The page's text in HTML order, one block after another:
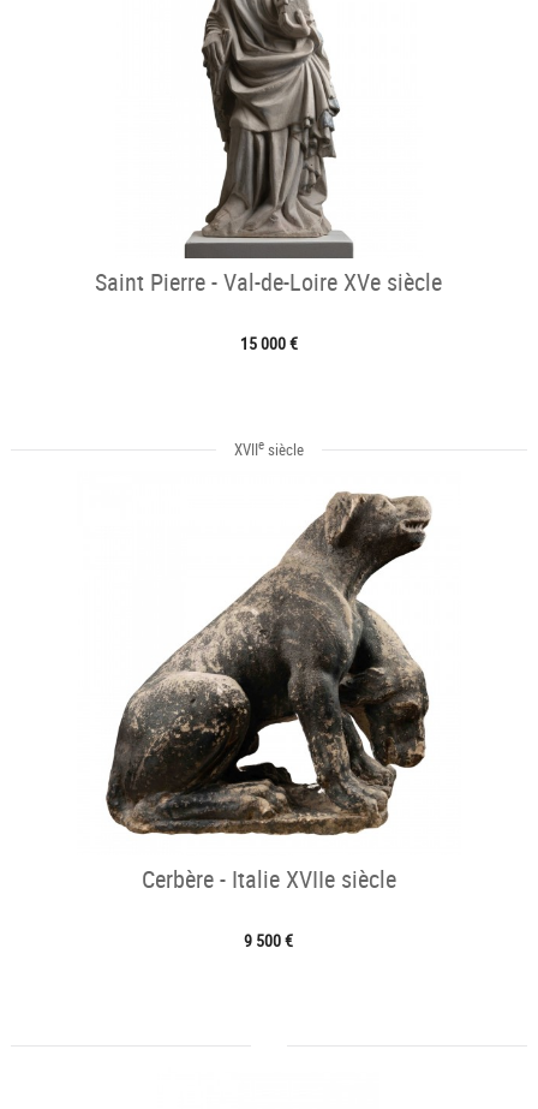
Saint Pierre - Val-de-Loire XVe siècle
15 000 €
XVIIesiècle
Cerbère - Italie XVIIe siècle
9 500 €